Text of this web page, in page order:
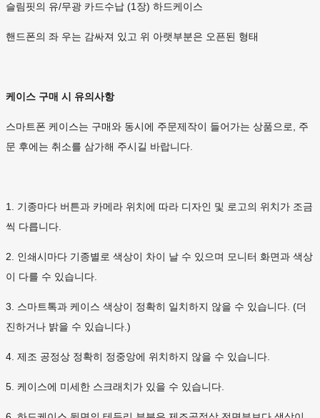
슬림핏의 유/무광 카드수납 (1장) 하드케이스
핸드폰의 좌 우는 감싸져 있고 위 아랫부분은 오픈된 형태
케이스 구매 시 유의사항
스마트폰 케이스는 구매와 동시에 주문제작이 들어가는 상품으로, 주
문 후에는 취소를 삼가해 주시길 바랍니다.
1. 기종마다 버튼과 카메라 위치에 따라 디자인 및 로고의 위치가 조금
씩 다릅니다.
2. 인쇄시마다 기종별로 색상이 차이 날 수 있으며 모니터 화면과 색상
이 다를 수 있습니다.
3. 스마트톡과 케이스 색상이 정확히 일치하지 않을 수 있습니다. (더
진하거나 밝을 수 있습니다.)
4. 제조 공정상 정확히 정중앙에 위치하지 않을 수 있습니다.
5. 케이스에 미세한 스크래치가 있을 수 있습니다.